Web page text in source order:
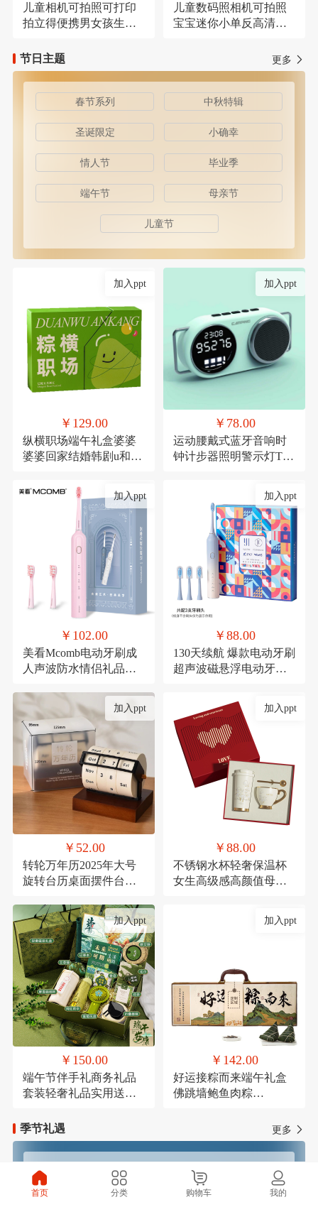
首页 分类 购物车 我的
儿童相机可拍照可打印
拍立得便携男女孩生日
儿童数码照相机可拍照
宝宝迷你小单反高清卡
节日主题
更多
春节系列 中秋特辑
圣诞限定 小确幸
情人节 毕业季
端午节 母亲节
儿童节
加入ppt
￥129.00
纵横职场端午礼盒婆婆
婆婆回家结婚韩剧u和规
加入ppt
￥78.00
运动腰戴式蓝牙音响时
钟计步器照明警示灯TF
加入ppt
￥102.00
美看Mcomb电动牙刷成
人声波防水情侣礼品科
加入ppt
￥88.00
130天续航 爆款电动牙刷
超声波磁悬浮电动牙刷
加入ppt
￥52.00
转轮万年历2025年大号
旋转台历桌面摆件台历
加入ppt
￥88.00
不锈钢水杯轻奢保温杯
女生高级感高颜值母亲
加入ppt
￥150.00
端午节伴手礼商务礼品
套装轻奢礼品实用送客
品定制logo
加入ppt
￥142.00
好运接粽而来端午礼盒
佛跳墙鲍鱼肉粽
腿肉粽120g*1，鲜肉粽
120g*1，高汤蛋黄鲜肉
粽120g*1，玫瑰豆沙粽
120g*1，芋泥紫薯粽
120g*1，咸鸭蛋
季节礼遇 更多
春季焕新 夏季清凉